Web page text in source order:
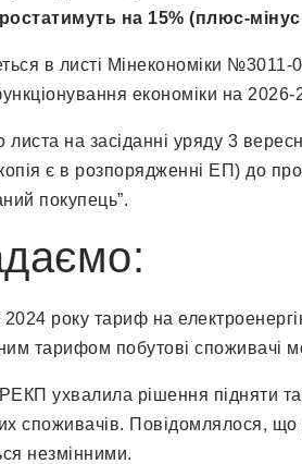
на 15% (плюс-мінус
в листі Мінекономіки
економіки на 2026-
листа на засіданні уряду 3
є в розпорядженні ЕП) до
покупець”.
року тариф на
тарифом побутові споживачі
ухвалила рішення підняти
споживачів. Повідомлялося,
незмінними.